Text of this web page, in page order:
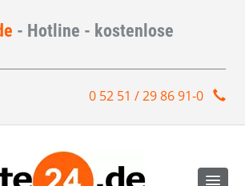
- Hotline - kostenlose
0 52 51 / 29 86 91-0